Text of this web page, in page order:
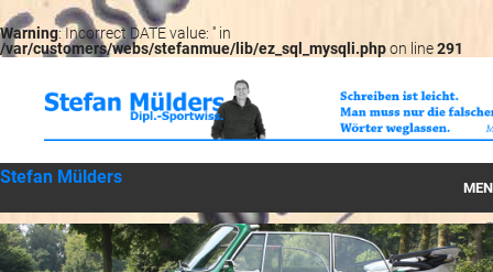
Warning: Incorrect DATE value: '' in
/var/customers/webs/stefanmue/lib/ez_sql_mysqli.phpon line291
Stefan Mülders
Startseite